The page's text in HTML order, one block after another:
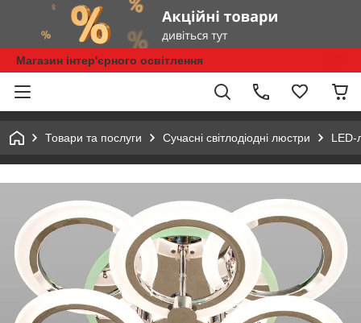
Магазин інтер'єрного освітлення
Товари та послуги Сучасні світлодіодні люстри LED-